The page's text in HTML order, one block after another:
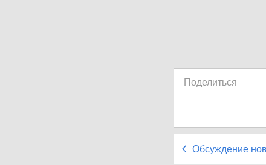
Поделиться
Обсуждение